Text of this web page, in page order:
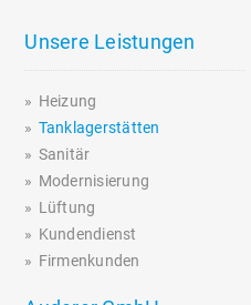
Unsere Leistungen
Heizung
Tanklagerstätten
Sanitär
Modernisierung
Lüftung
Kundendienst
Firmenkunden